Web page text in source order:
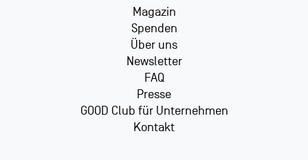
Magazin
Spenden
Über uns
Newsletter
FAQ
Presse
GOOD Club für Unternehmen
Kontakt